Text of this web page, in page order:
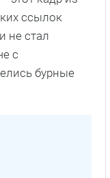
ссылок
не стал
с
бурные